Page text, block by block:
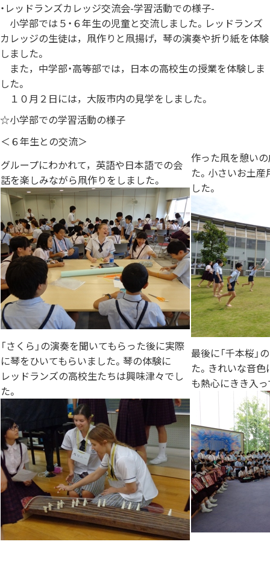
・レッドランズカレッジ交流会-学習活動での様子-
小学部では５・６年生の児童と交流しました。レッドランズ
カレッジの生徒は，凧作りと凧揚げ，琴の演奏や折り紙を体験
しました。
また，中学部・高等部では，日本の高校生の授業を体験しま
した。
１０月２日には，大阪市内の見学をしました。
☆小学部での学習活動の様子
＜６年生との交流＞
グループにわかれて，英語や日本語での会
話を楽しみながら凧作りをしました。
作った凧を憩い
た。小さいお土
した。
「さくら」の演奏を聞いてもらった後に実際
に琴をひいてもらいました。琴の体験に
レッドランズの高校生たちは興味津々でし
た。
最後に「千本桜」
た。きれいな音
も熱心にきき入